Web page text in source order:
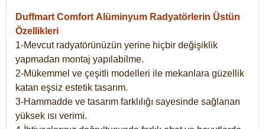
Duffmart Comfort Alüminyum Radyatörlerin Üstün
Özellikleri
1-Mevcut radyatörünüzün yerine hiçbir değişiklik
yapmadan montaj yapılabilme.
2-Mükemmel ve çeşitli modelleri ile mekanlara güzellik
katan eşsiz estetik tasarım.
3-Hammadde ve tasarım farklılığı sayesinde sağlanan
yüksek ısı verimi.